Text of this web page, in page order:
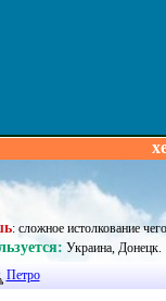
: сложное истолкование
Украина, Донецк.
Петро